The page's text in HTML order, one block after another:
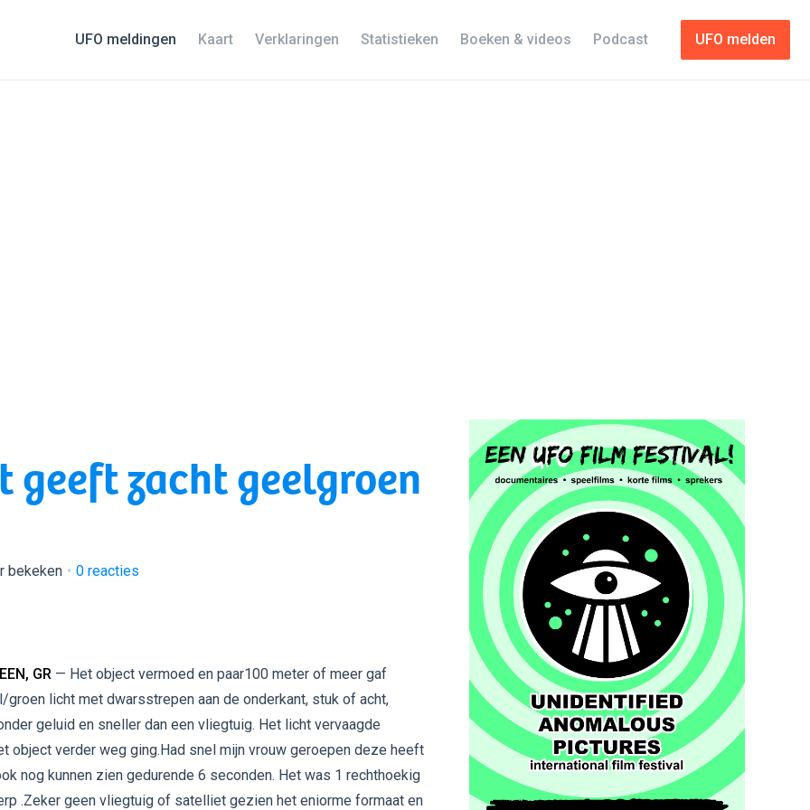
UFO melden
UFO meldingen Kaart Verklaringen Statistieken Boeken & videos Podcast
geeft zacht geelgroen
bekeken 0 reacties
GR— Het object vermoed en paar100 meter of meer gaf
groen licht met dwarsstrepen aan de onderkant, stuk of acht,
geluid en sneller dan een vliegtuig. Het licht vervaagde
object verder weg ging.Had snel mijn vrouw geroepen deze heeft
nog kunnen zien gedurende 6 seconden. Het was 1 rechthoekig
.Zeker geen vliegtuig of satelliet gezien het eniorme formaat en